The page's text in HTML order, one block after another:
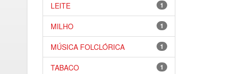
1
LEITE
1
MILHO
1
MÚSICA FOLCLÓRICA
1
TABACO